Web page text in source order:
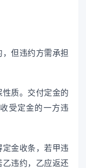
但违约方需承担
质。交付定金的
受定金的一方违
金收条，若甲违
违约，乙应返还